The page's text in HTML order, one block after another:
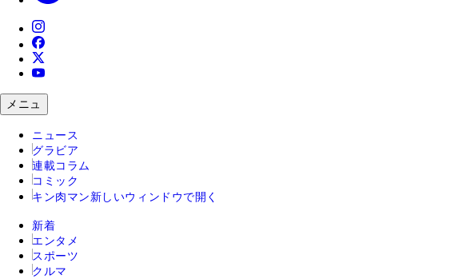
メニュ
ニュース
グラビア
連載コラム
コミック
キン肉マン 新しいウィンドウで開く
新着
エンタメ
スポーツ
クルマ